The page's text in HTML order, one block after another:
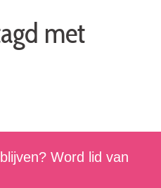
met
Word lid van